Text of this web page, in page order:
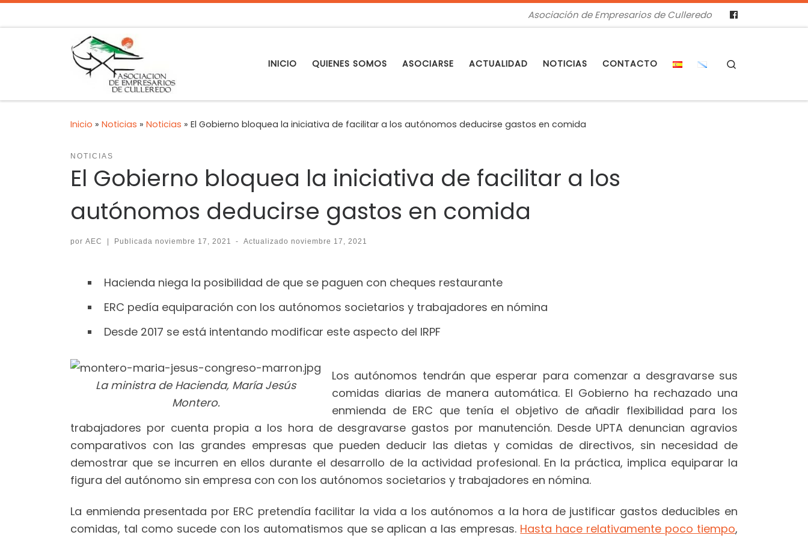
Asociación de Empresarios de Culleredo
INICIO QUIENES SOMOS ASOCIARSE ACTUALIDAD NOTICIAS CONTACTO
Inicio » Noticias » Noticias » El Gobierno bloquea la iniciativa de facilitar a los autónomos deducirse gastos en comida
NOTICIAS
El Gobierno bloquea la iniciativa de facilitar a los
autónomos deducirse gastos en comida
por AEC | Publicada noviembre 17, 2021 - Actualizadonoviembre 17, 2021
Hacienda niega la posibilidad de que se paguen con cheques restaurante
ERC pedía equiparación con los autónomos societarios y trabajadores en nómina
Desde 2017 se está intentando modificar este aspecto del IRPF
La ministra de Hacienda, María Jesús
Montero.
Los autónomos tendrán que esperar para comenzar a desgravarse sus
comidas diarias de manera automática. El Gobierno ha rechazado una
enmienda de ERC que tenía el objetivo de añadir flexibilidad para los
trabajadores por cuenta propia a los hora de desgravarse gastos por manutención. Desde UPTA denuncian agravios
comparativos con las grandes empresas que pueden deducir las dietas y comidas de directivos, sin necesidad de
demostrar que se incurren en ellos durante el desarrollo de la actividad profesional. En la práctica, implica equiparar la
figura del autónomo sin empresa con con los autónomos societarios y trabajadores en nómina.
La enmienda presentada por ERC pretendía facilitar la vida a los autónomos a la hora de justificar gastos deducibles en
comidas, tal como sucede con los automatismos que se aplican a las empresas. Hasta hace relativamente poco tiempo,